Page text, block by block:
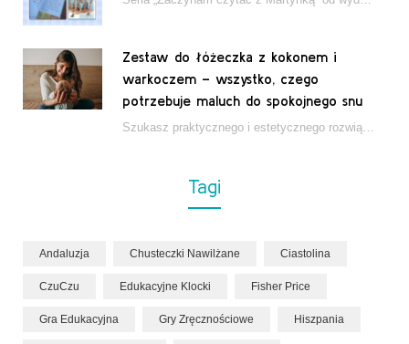
Zestaw do łóżeczka z kokonem i
warkoczem – wszystko, czego
potrzebuje maluch do spokojnego snu
Tagi
Andaluzja Chusteczki Nawilżane Ciastolina
CzuCzu Edukacyjne Klocki Fisher Price
Gra Edukacyjna Gry Zręcznościowe Hiszpania